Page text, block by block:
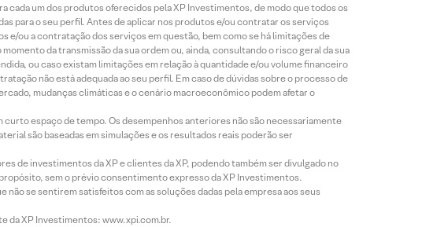
cada um dos produtos oferecidos pela XP Investimentos, de modo que todos os
para o seu perfil. Antes de aplicar nos produtos e/ou contratar os serviços
ou a contratação dos serviços em questão, bem como se há limitações de
da transmissão da sua ordem ou, ainda, consultando o risco geral da sua
ou caso existam limitações em relação à quantidade e/ou volume financeiro
não está adequada ao seu perfil. Em caso de dúvidas sobre o processo de
mudanças climáticas e o cenário macroeconômico podem afetar o
espaço de tempo. Os desempenhos anteriores não são necessariamente
são baseadas em simulações e os resultados reais poderão ser
de investimentos da XP e clientes da XP, podendo também ser divulgado no
sem o prévio consentimento expresso da XP Investimentos.
se sentirem satisfeitos com as soluções dadas pela empresa aos seus
da XP Investimentos: www.xpi.com.br.